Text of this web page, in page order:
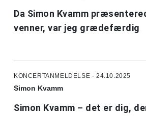
Da Simon Kvamm
venner, var jeg grædefærdig
KONCERTANMELDELSE - 24.10.2025
Simon Kvamm
Simon Kvamm – det er dig,